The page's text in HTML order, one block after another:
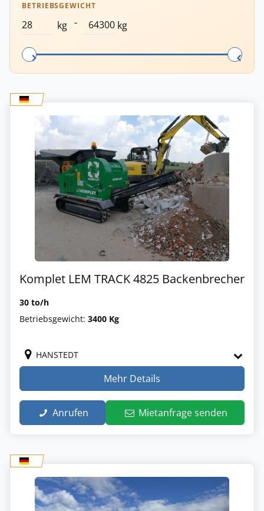
BETRIEBSGEWICHT
kg - kg
Komplet LEM TRACK 4825 Backenbrecher
30 to/h
Betriebsgewicht: 3400 Kg
HANSTEDT
Mehr Details
Anrufen Mietanfrage senden